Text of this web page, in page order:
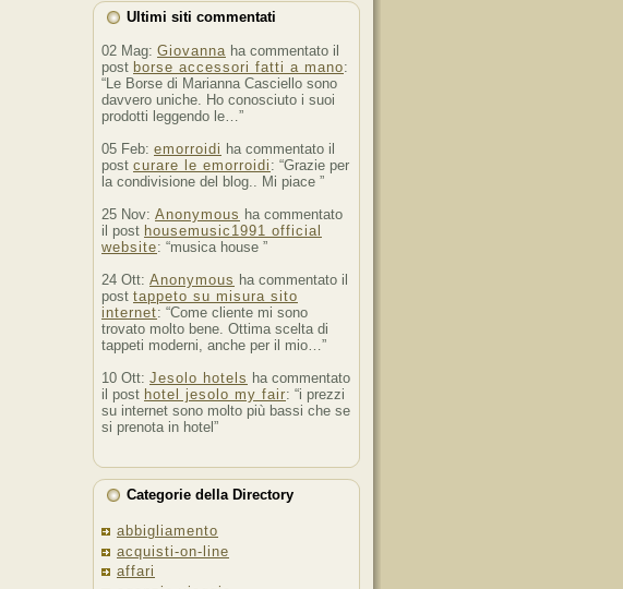
Ultimi siti commentati
02 Mag: Giovanna ha commentato il
post borse accessori fatti a mano:
“Le Borse di Marianna Casciello sono
davvero uniche. Ho conosciuto i suoi
prodotti leggendo le…”
05 Feb: emorroidi ha commentato il
post curare le emorroidi : “Grazie per
la condivisione del blog.. Mi piace ”
25 Nov: Anonymous ha commentato
il post housemusic1991 official
website: “musica house ”
24 Ott: Anonymous ha commentato il
post tappeto su misura sito
internet: “Come cliente mi sono
trovato molto bene. Ottima scelta di
tappeti moderni, anche per il mio…”
10 Ott: Jesolo hotels ha commentato
il post hotel jesolo my fair: “i prezzi
su internet sono molto più bassi che se
si prenota in hotel”
Categorie della Directory
abbigliamento
acquisti-on-line
affari